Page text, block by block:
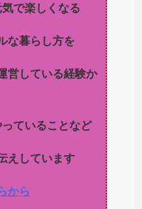
で楽しくなる
な暮らし方を
営している経験か
ていることなど
えしています
から